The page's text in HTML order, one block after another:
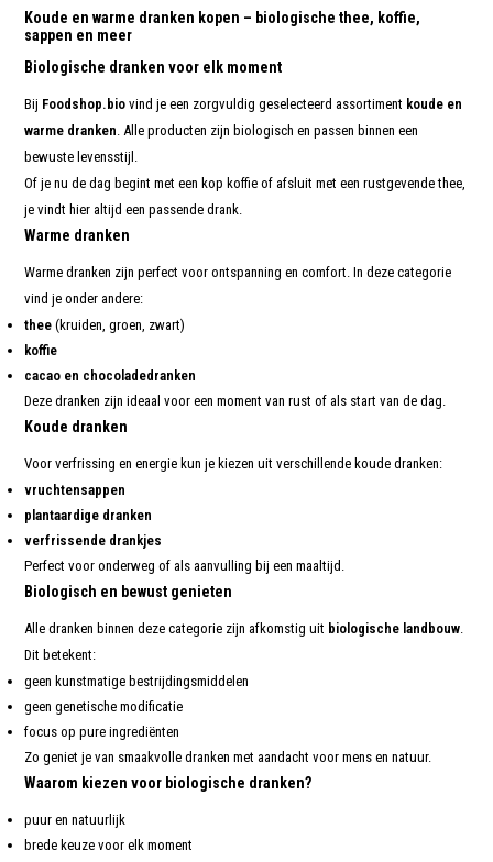
Koude en warme dranken kopen – biologische thee, koffie,
sappen en meer
Biologische dranken voor elk moment
Bij Foodshop.bio vind je een zorgvuldig geselecteerd assortiment koude en
warme dranken. Alle producten zijn biologisch en passen binnen een
bewuste levensstijl.
Of je nu de dag begint met een kop koffie of afsluit met een rustgevende thee,
je vindt hier altijd een passende drank.
Warme dranken
Warme dranken zijn perfect voor ontspanning en comfort. In deze categorie
vind je onder andere:
thee (kruiden, groen, zwart)
koffie
cacao en chocoladedranken
Deze dranken zijn ideaal voor een moment van rust of als start van de dag.
Koude dranken
Voor verfrissing en energie kun je kiezen uit verschillende koude dranken:
vruchtensappen
plantaardige dranken
verfrissende drankjes
Perfect voor onderweg of als aanvulling bij een maaltijd.
Biologisch en bewust genieten
Alle dranken binnen deze categorie zijn afkomstig uit biologische landbouw.
Dit betekent:
geen kunstmatige bestrijdingsmiddelen
geen genetische modificatie
focus op pure ingrediënten
Zo geniet je van smaakvolle dranken met aandacht voor mens en natuur.
Waarom kiezen voor biologische dranken?
puur en natuurlijk
brede keuze voor elk moment